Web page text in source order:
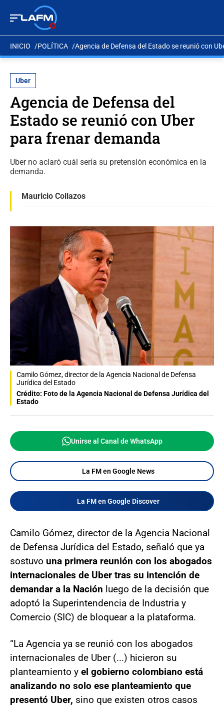
INICIO POLÍTICA Agencia de Defensa del Estado se reunió con
Uber
Agencia de Defensa del
Estado se reunió con Uber
para frenar demanda
Uber no aclaró cuál sería su pretensión económica en la
demanda.
Mauricio Collazos
Camilo Gómez, director de la Agencia Nacional de Defensa
Jurídica del Estado
Crédito: Foto de la Agencia Nacional de Defensa Jurídica del
Estado
Unirse al Canal de WhatsApp
La FM en Google News
La FM en Google Discover
Camilo Gómez, director de la Agencia Nacional
de Defensa Jurídica del Estado, señaló que ya
sostuvo una primera reunión con los abogados
internacionales de Uber tras su intención de
demandar a la Nación luego de la decisión que
adoptó la Superintendencia de Industria y
Comercio (SIC) de bloquear a la plataforma.
“La Agencia ya se reunió con los abogados
internacionales de Uber (...) hicieron su
planteamiento y el gobierno colombiano está
analizando no solo ese planteamiento que
presentó Uber, sino que existen otros casos